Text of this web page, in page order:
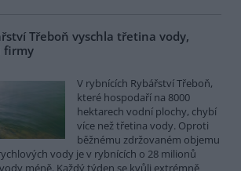
Třeboň vyschla třetina vody,
firmy
V rybnících Rybářství Třeboň,
které hospodaří na 8000
hektarech vodní plochy, chybí
více než třetina vody. Oproti
běžnému zdržovaném objemu
vody je v rybnících o 28 milionů
méně. Každý týden se kvůli extrémně